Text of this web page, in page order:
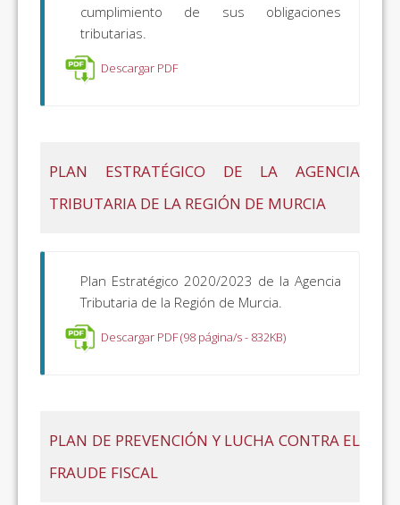
cumplimiento de sus obligaciones
tributarias.
Descargar PDF
PLAN ESTRATÉGICO DE LA AGENCIA
TRIBUTARIA DE LA REGIÓN DE MURCIA
Plan Estratégico 2020/2023 de la Agencia
Tributaria de la Región de Murcia.
Descargar PDF (98 página/s - 832KB)
PLAN DE PREVENCIÓN Y LUCHA CONTRA EL
FRAUDE FISCAL